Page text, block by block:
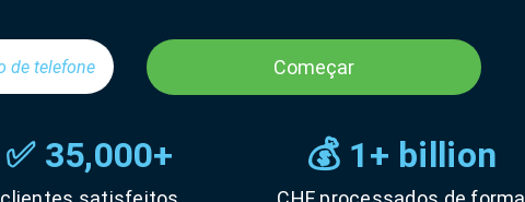
Começar
✅ 35,000+ 💰 1+ billion